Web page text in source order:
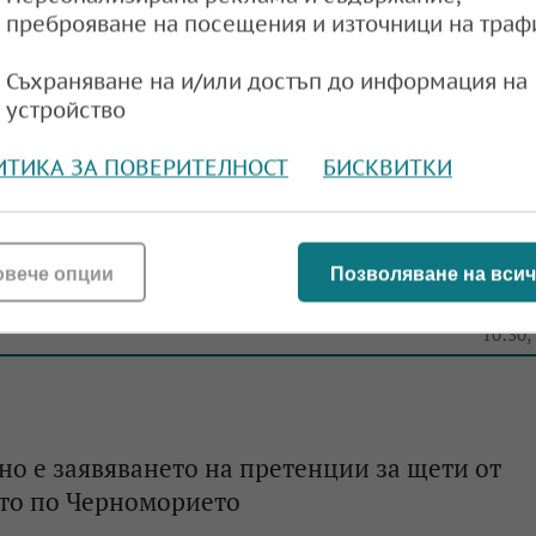
на защита – не застраховаме
си
АБЗ: Много малко хора от Южното
застраховка
10:30,
е заявяването на претенции за щети от
по Черноморието
преброяване на посещения и източници на
Съхраняване на и/или достъп до информация на
устройство
ЗА ПОВЕРИТЕЛНОСТ БИСКВИТКИ
Позволяване на
опции